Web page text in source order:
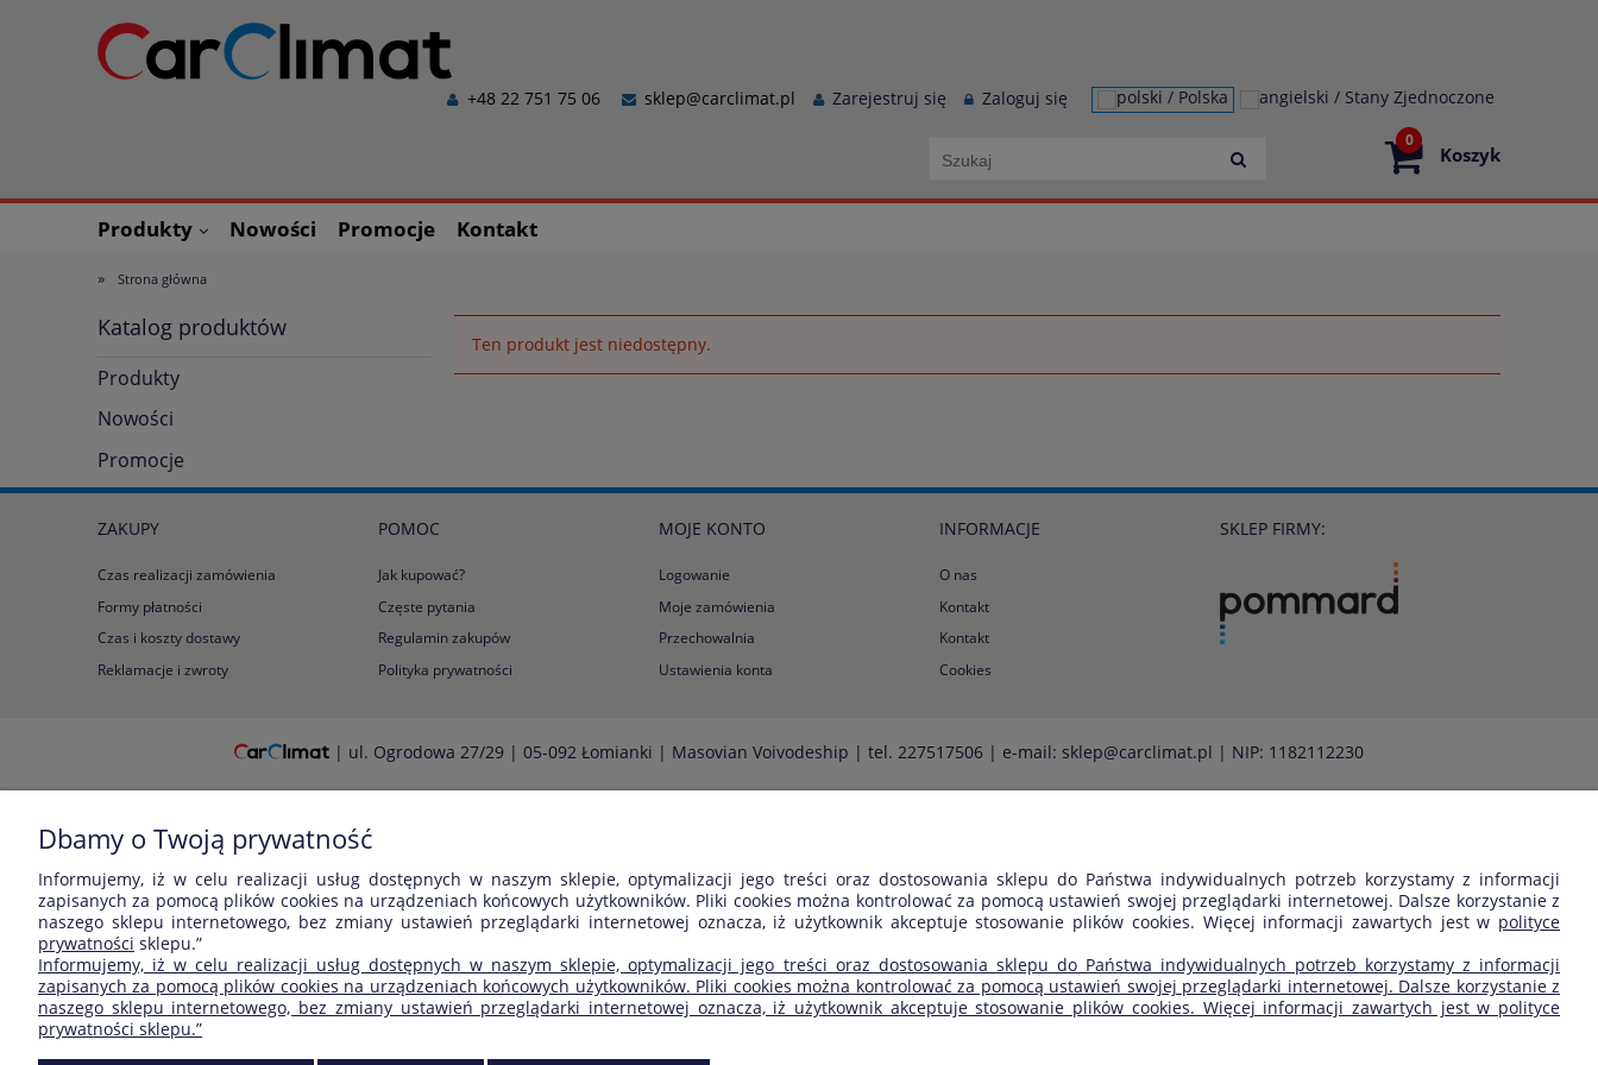
Zarejestruj się Zaloguj się
+48 22 751 75 06 sklep@carclimat.pl
Koszyk
0
Produkty Nowości Promocje Kontakt
» Strona główna
Katalog produktów
Produkty
Nowości
Promocje
Ten produkt jest niedostępny.
ZAKUPY
Czas realizacji zamówienia
Formy płatności
Czas i koszty dostawy
Reklamacje i zwroty
POMOC
Jak kupować?
Częste pytania
Regulamin zakupów
Polityka prywatności
MOJE KONTO
Logowanie
Moje zamówienia
Przechowalnia
Ustawienia konta
INFORMACJE
O nas
Kontakt
Kontakt
Cookies
SKLEP FIRMY:
| ul. Ogrodowa 27/29 | 05-092 Łomianki | Masovian Voivodeship | tel. 227517506 | e-mail: sklep@carclimat.pl | NIP: 1182112230
Sklep internetowy Shoper.pl
Dbamy o Twoją prywatność
Informujemy, iż w celu realizacji usług dostępnych w naszym sklepie, optymalizacji jego treści oraz dostosowania sklepu do Państwa indywidualnych potrzeb korzystamy z informacji
zapisanych za pomocą plików cookies na urządzeniach końcowych użytkowników. Pliki cookies można kontrolować za pomocą ustawień swojej przeglądarki internetowej. Dalsze korzystanie z
naszego sklepu internetowego, bez zmiany ustawień przeglądarki internetowej oznacza, iż użytkownik akceptuje stosowanie plików cookies. Więcej informacji zawartych jest w polityce
prywatności sklepu.”
Informujemy, iż w celu realizacji usług dostępnych w naszym sklepie, optymalizacji jego treści oraz dostosowania sklepu do Państwa indywidualnych potrzeb korzystamy z informacji
zapisanych za pomocą plików cookies na urządzeniach końcowych użytkowników. Pliki cookies można kontrolować za pomocą ustawień swojej przeglądarki internetowej. Dalsze korzystanie z
naszego sklepu internetowego, bez zmiany ustawień przeglądarki internetowej oznacza, iż użytkownik akceptuje stosowanie plików cookies. Więcej informacji zawartych jest w polityce
prywatności sklepu.”